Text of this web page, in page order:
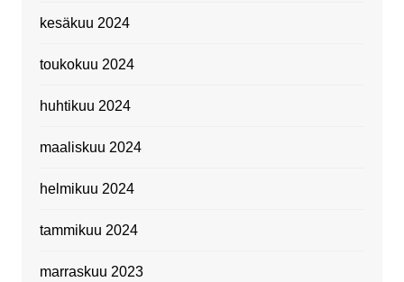
kesäkuu 2024
toukokuu 2024
huhtikuu 2024
maaliskuu 2024
helmikuu 2024
tammikuu 2024
marraskuu 2023